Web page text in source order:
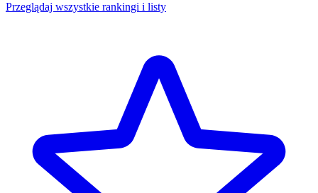
Przeglądaj wszystkie rankingi i listy